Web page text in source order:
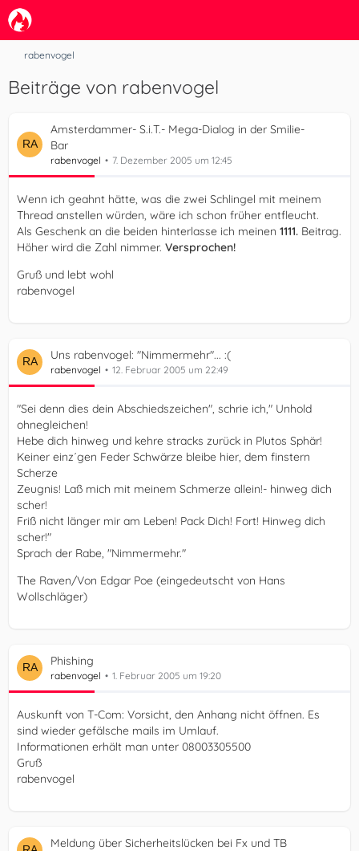
rabenvogel
Beiträge von rabenvogel
Amsterdammer- S.i.T.- Mega-Dialog in der Smilie-
Bar
rabenvogel 7. Dezember 2005 um 12:45
Wenn ich geahnt hätte, was die zwei Schlingel mit meinem
Thread anstellen würden, wäre ich schon früher entfleucht.
Als Geschenk an die beiden hinterlasse ich meinen 1111. Beitrag.
Höher wird die Zahl nimmer. Versprochen!
Gruß und lebt wohl
rabenvogel
Uns rabenvogel: "Nimmermehr"... :(
rabenvogel 12. Februar 2005 um 22:49
"Sei denn dies dein Abschiedszeichen", schrie ich," Unhold
ohnegleichen!
Hebe dich hinweg und kehre stracks zurück in Plutos Sphär!
Keiner einz´gen Feder Schwärze bleibe hier, dem finstern
Scherze
Zeugnis! Laß mich mit meinem Schmerze allein!- hinweg dich
scher!
Friß nicht länger mir am Leben! Pack Dich! Fort! Hinweg dich
scher!"
Sprach der Rabe, "Nimmermehr."
The Raven/Von Edgar Poe (eingedeutscht von Hans
Wollschläger)
Phishing
rabenvogel 1. Februar 2005 um 19:20
Auskunft von T-Com: Vorsicht, den Anhang nicht öffnen. Es
sind wieder gefälsche mails im Umlauf.
Informationen erhält man unter 08003305500
Gruß
rabenvogel
Meldung über Sicherheitslücken bei Fx und TB